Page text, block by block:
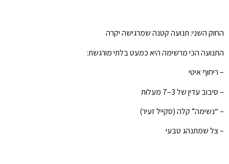
החוק השני: תנועה קטנה שמרגישה יקרה
התנועה הכי מרשימה היא כמעט בלתי מורגשת:
– ריחוף איטי
– סיבוב עדין של 3–7 מעלות
– “נשימה” קלה (סקייל זעיר)
– צל שמתנהג טבעי